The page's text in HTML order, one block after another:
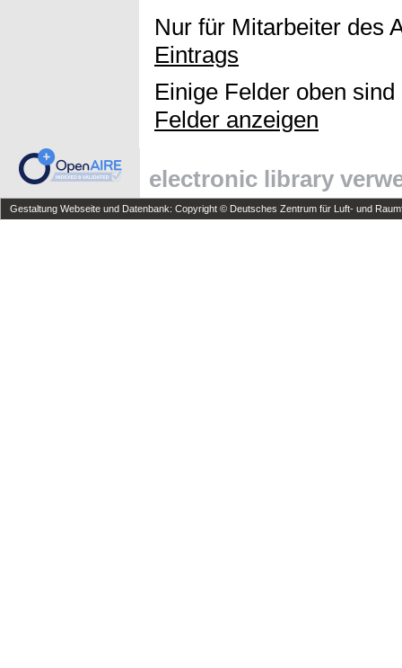
Nur für Mitarbeiter des
Eintrags
Einige Felder oben
Felder anzeigen
electronic library
Gestaltung Webseite und Datenbank: Copyright © Deutsches Zentrum für Luft- und